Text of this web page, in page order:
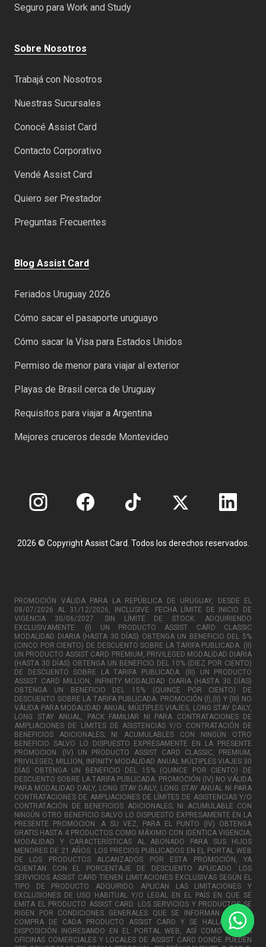
Seguro para Work and Study
Sobre Nosotros
Trabajá con Nosotros
Nuestras Sucursales
Conocé Assist Card
Contacto Corporativo
Vendé Assist Card
Quiero ser Prestador
Preguntas Frecuentes
Blog Assist Card
Feriados Uruguay 2026
Cómo sacar el pasaporte uruguayo
Cómo sacar la Visa para Estados Unidos
Permiso de menor para viajar al exterior
Playas de Brasil cerca de Uruguay
Requisitos para viajar a Argentina
Mejores cruceros desde Montevideo
2026 © Copyright Assist Card. Todos los derechos reservados.
PROMOCIÓN VÁLIDA PARA LA REPÚBLICA DE URUGUAY, DESDE EL
08/07/2026 AL 31/12/2026, INCLUSIVE. FECHA LÍMITE DE INICIO DE
VIGENCIA 30/06/2027. SIN LÍMITE DE STOCK. ADQUIRIENDO
EXCLUSIVAMENTE: (I) UN PRODUCTO ASSIST CARD CLASSIC
MODALIDAD DIARIA (HASTA 30 DÍAS) OBTENGA UN BENEFICIO DEL 5%
(CINCO POR CIENTO) DE DESCUENTO SOBRE LA TARIFA PUBLICADA. (II)
UN PRODUCTO ASSIST CARD PREMIUM, PRIVILEGED MODALIDAD DIARIA
(HASTA 30 DÍAS) OBTENGA UN BENEFICIO DEL 10% (DIEZ POR CIENTO)
DE DESCUENTO SOBRE LA TARIFA PUBLICADA. (III) UN PRODUCTO
ASSIST CARD MILLION, INFINITY MODALIDAD DIARIA (HASTA 30 DÍAS)
OBTENGA UN BENEFICIO DEL 15% (QUINCE POR CIENTO) DE
DESCUENTO SOBRE LA TARIFA PUBLICADA. PROMOCIÓN (I),(II) Y (III) NO
VÁLIDA PARA MODALIDAD ANUAL MÚLTIPLES VIAJES, LONG STAY DAILY,
LONG STAY ANUAL, PACK FAMILIAR NI PARA CONTRATACIONES DE
AMPLIACIONES DE LÍMITES DE ASISTENCIAS Y/O CONTRATACIÓN DE
BENEFICIOS ADICIONALES; NI ACUMULABLES CON NINGÚN OTRO
BENEFICIO SALVO LO DISPUESTO EXPRESAMENTE EN LA PRESENTE
PROMOCION. (IV) UN PRODUCTO ASSIST CARD CLASSIC, PREMIUM,
PRIVILEGED, MILLION, INFINITY MODALIDAD ANUAL MÚLTIPLES VIAJES 30
DÍAS OBTENGA UN BENEFICIO DEL 15% (QUINCE POR CIENTO) DE
DESCUENTO SOBRE LA TARIFA PUBLICADA. PROMOCIÓN (IV) NO VÁLIDA
PARA MODALIDAD DAILY, LONG STAY DAILY, LONG STAY ANUAL NI PARA
CONTRATACIONES DE AMPLIACIONES DE LÍMITES DE ASISTENCIAS Y/O
CONTRATACIÓN DE BENEFICIOS ADICIONALES; NI ACUMULABLE CON
NINGÚN OTRO BENEFICIO SALVO LO DISPUESTO EXPRESAMENTE EN LA
PRESENTE PROMOCION. A SU VEZ, PARA EL PUNTO (IV) OBTENGA
GRATIS HASTA 4 PRODUCTOS COMO MÁXIMO CON IDÉNTICA VIGENCIA,
MODALIDAD Y CARACTERÍSTICAS AL ABONADO PARA SUS HIJOS
MENORES DE 21 AÑOS. LOS PRECIOS PUBLICADOS EN EL PORTAL WEB
DE LOS PRODUCTOS ALCANZADOS POR ESTA PROMOCIÓN, YA
CUENTAN CON EL PORCENTAJE DE DESCUENTO APLICADO. LOS
SERVICIOS ASSIST CARD TIENEN LIMITACIONES EXCLUSIVAS SEGÚN EL
TIPO DE PRODUCTO ADQUIRIDO. APLICAN LAS LIMITACIONES Y
EXCLUSIONES DE USO HABITUAL Y/O LEGAL EN EL PAÍS EN QUE SE
EMITA EL PRODUCTO ASSIST CARD. LOS SERVICIOS Y PRODUCTOS SE
RIGEN POR CONDICIONES GENERALES QUE SE INFORMAN CON LA
COMPRA DE CADA PRODUCTO ASSIST CARD Y SE HALLAN A SU
DISPOSICIÓN INGRESANDO EN EL PORTAL WEB, ASÍ COMO EN LAS
OFICINAS COMERCIALES Y LOCALES DE ASSIST CARD DONDE PUEDEN